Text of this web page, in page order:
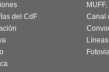
del CdF
Canal